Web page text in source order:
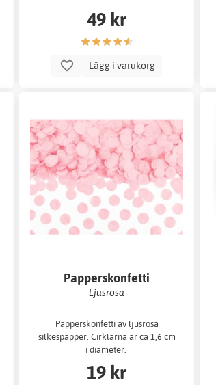
49 kr
Lägg i varukorg
Papperskonfetti
Ljusrosa
Papperskonfetti av ljusrosa
silkespapper. Cirklarna är ca 1,6 cm
i diameter.
19 kr